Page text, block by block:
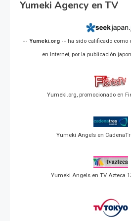
Yumeki Agency en TV
-- Yumeki.org -- ha sido calificado como
en Internet, por la publicación
Yumeki.org, promocionado en
Yumeki Angels en
Yumeki Angels en TV Azteca